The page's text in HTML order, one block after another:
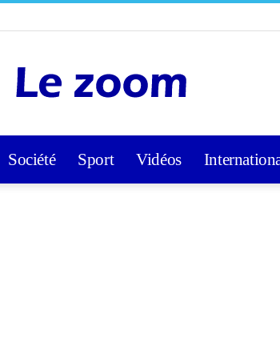
Lezoom
Société Sport Vidéos